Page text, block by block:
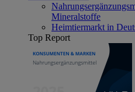
Mineralstoffe
Heimtiermarkt in
Top Report